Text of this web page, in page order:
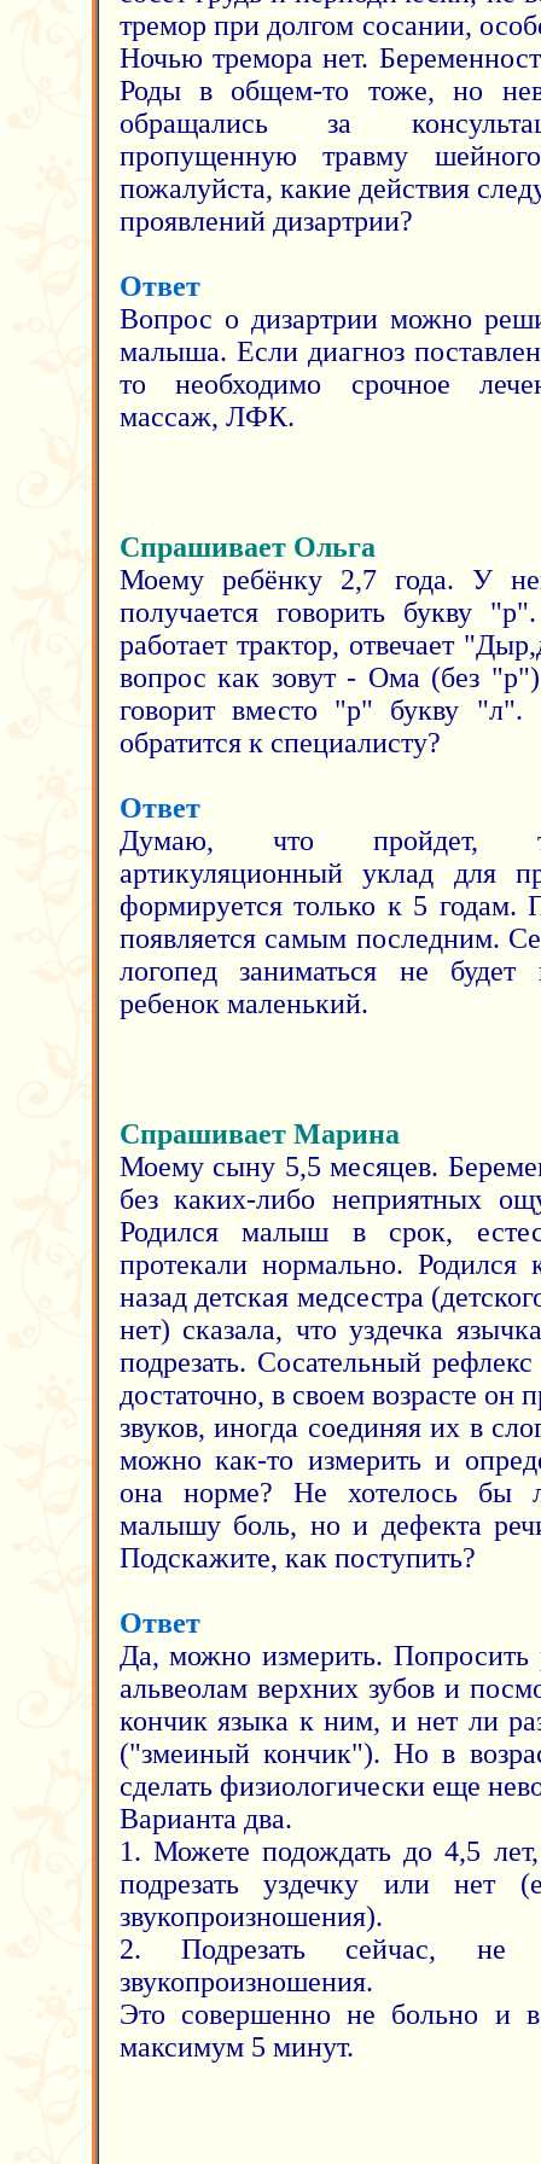
тремор при долгом сосании,
Ночью тремора нет.
Роды в общем-то тоже, но
обращались за
пропущенную травму
пожалуйста, какие действия
проявлений дизартрии?
Ответ
Вопрос о дизартрии можно
малыша. Если диагноз
то необходимо срочное
массаж, ЛФК.
Спрашивает Ольга
Моему ребёнку 2,7 года. У
получается говорить букву
работает трактор, отвечает
вопрос как зовут - Ома (без
говорит вместо "р" букву
обратится к специалисту?
Ответ
Думаю, что пройдет,
артикуляционный уклад для
формируется только к 5 годам.
появляется самым последним.
логопед заниматься не
ребенок маленький.
Спрашивает Марина
Моему сыну 5,5 месяцев.
без каких-либо неприятных
Родился малыш в срок,
протекали нормально.
назад детская медсестра
нет) сказала, что уздечка
подрезать. Сосательный
достаточно, в своем возрасте он
звуков, иногда соединяя их в
можно как-то измерить и
она норме? Не хотелось бы
малышу боль, но и дефекта
Подскажите, как поступить?
Ответ
Да, можно измерить. Попросить
альвеолам верхних зубов и
кончик языка к ним, и нет ли
("змеиный кончик"). Но в
сделать физиологически еще
Варианта два.
1. Можете подождать до 4,5
подрезать уздечку или нет
звукопроизношения).
2. Подрезать сейчас, не
звукопроизношения.
Это совершенно не больно и
максимум 5 минут.